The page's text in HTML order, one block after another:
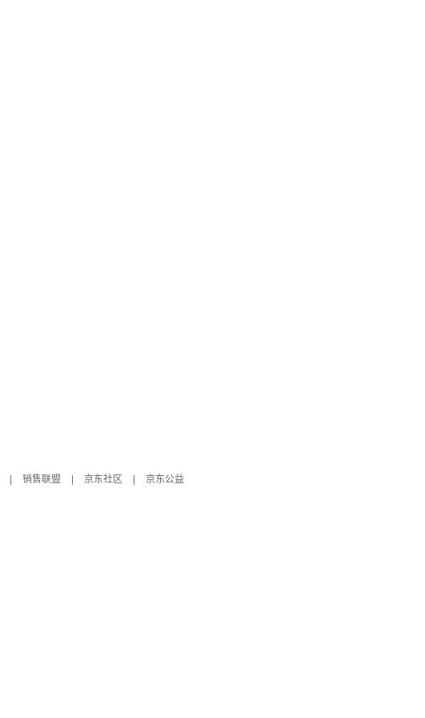
销售联盟 京东社区
京东公益